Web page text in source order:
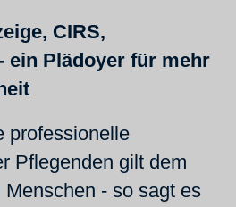
CIRS,
ein Plädoyer für mehr
professionelle
Pflegenden gilt dem
- so sagt es